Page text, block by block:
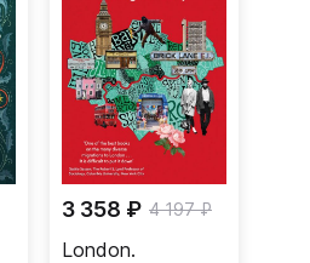
3 358 ₽ 4 197 ₽
London.